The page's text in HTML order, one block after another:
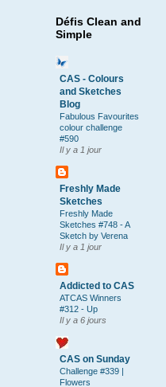
Défis Clean and
Simple
CAS - Colours
and Sketches
Blog
Fabulous Favourites
colour challenge
#590
Il y a 1 jour
Freshly Made
Sketches
Freshly Made
Sketches #748 - A
Sketch by Verena
Il y a 1 jour
Addicted to CAS
ATCAS Winners
#312 - Up
Il y a 6 jours
CAS on Sunday
Challenge #339 |
Flowers